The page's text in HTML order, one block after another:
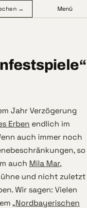
→ Menü
Jahr Verzögerung
Erben endlich im
auch immer noch
so
auch Mila Mar,
und nicht zuletzt
Wir sagen: Vielen
„Nordbayerischen